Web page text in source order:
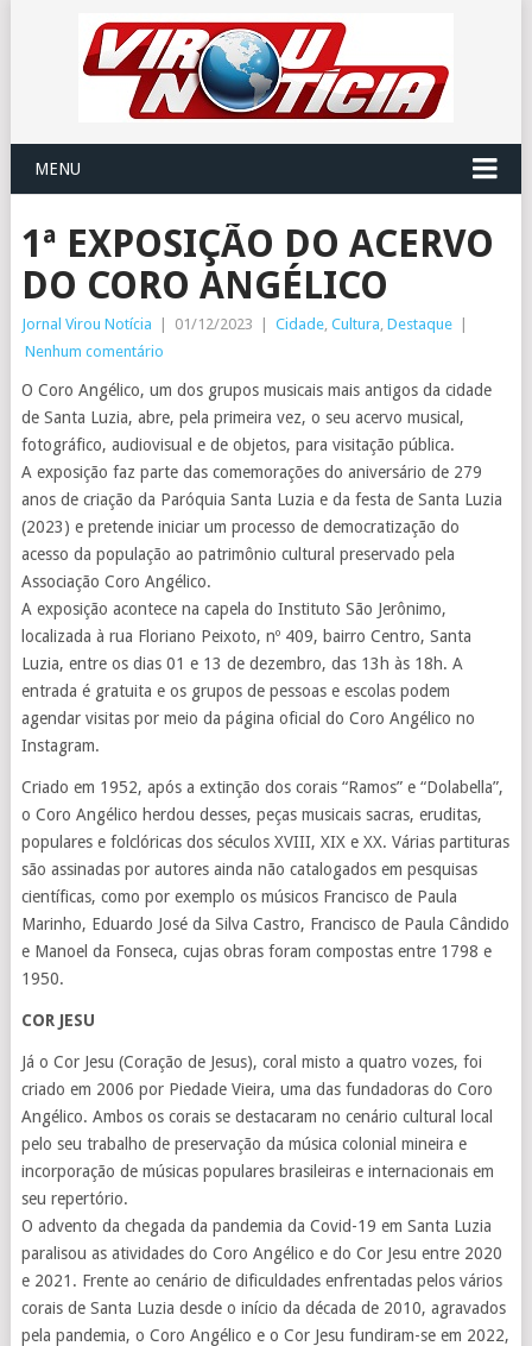
MENU
1ª EXPOSIÇÃO DO ACERVO
DO CORO ANGÉLICO
Jornal Virou Notícia 01/12/2023 Cidade, Cultura, Destaque
Nenhum comentário
O Coro Angélico, um dos grupos musicais mais antigos da cidade
de Santa Luzia, abre, pela primeira vez, o seu acervo musical,
fotográfico, audiovisual e de objetos, para visitação pública.
A exposição faz parte das comemorações do aniversário de 279
anos de criação da Paróquia Santa Luzia e da festa de Santa Luzia
(2023) e pretende iniciar um processo de democratização do
acesso da população ao patrimônio cultural preservado pela
Associação Coro Angélico.
A exposição acontece na capela do Instituto São Jerônimo,
localizada à rua Floriano Peixoto, nº 409, bairro Centro, Santa
Luzia, entre os dias 01 e 13 de dezembro, das 13h às 18h. A
entrada é gratuita e os grupos de pessoas e escolas podem
agendar visitas por meio da página oficial do Coro Angélico no
Instagram.
Criado em 1952, após a extinção dos corais “Ramos” e “Dolabella”,
o Coro Angélico herdou desses, peças musicais sacras, eruditas,
populares e folclóricas dos séculos XVIII, XIX e XX. Várias partituras
são assinadas por autores ainda não catalogados em pesquisas
científicas, como por exemplo os músicos Francisco de Paula
Marinho, Eduardo José da Silva Castro, Francisco de Paula Cândido
e Manoel da Fonseca, cujas obras foram compostas entre 1798 e
1950.
COR JESU
Já o Cor Jesu (Coração de Jesus), coral misto a quatro vozes, foi
criado em 2006 por Piedade Vieira, uma das fundadoras do Coro
Angélico. Ambos os corais se destacaram no cenário cultural local
pelo seu trabalho de preservação da música colonial mineira e
incorporação de músicas populares brasileiras e internacionais em
seu repertório.
O advento da chegada da pandemia da Covid-19 em Santa Luzia
paralisou as atividades do Coro Angélico e do Cor Jesu entre 2020
e 2021. Frente ao cenário de dificuldades enfrentadas pelos vários
corais de Santa Luzia desde o início da década de 2010, agravados
pela pandemia, o Coro Angélico e o Cor Jesu fundiram-se em 2022,